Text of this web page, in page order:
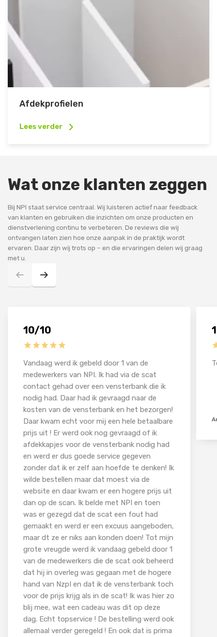
Afdekprofielen
Lees verder
Wat onze klanten zeggen
Bij NPI staat service centraal. Wij luisteren actief naar feedback
van klanten en gebruiken die inzichten om onze producten en
dienstverlening continu te verbeteren. De reviews die wij
ontvangen laten zien hoe onze aanpak in de praktijk wordt
ervaren. Daar zijn wij trots op – en die ervaringen delen wij graag
met u.
10/10
Vandaag werd ik gebeld door 1 van de
medewerkers van NPI. Ik had via de scat
contact gehad over een vensterbank die ik
nodig had. Daar had ik gevraagd naar de
kosten van de vensterbank en het bezorgen!
Daar kwam echt voor mij een hele betaalbare
prijs uit ! Er werd ook nog gevraagd of ik
afdekkapjes voor de vensterbank nodig had
en werd er dus goede service gegeven
zonder dat ik er zelf aan hoefde te denken! Ik
wilde bestellen maar dat moest via de
website en daar kwam er een hogere prijs uit
dan op de scan. Ik belde met NPI en toen
was er gezegd dat de scat een fout had
gemaakt en werd er een excuus aangeboden,
maar dt ze er niks aan konden doen! Tot mijn
grote vreugde werd ik vandaag gebeld door 1
van de medewerkers die de scat ook beheerd
dat hij in overleg was gegaan met de hogere
hand van NzpI en dat ik de vensterbank toch
voor de prijs krijg als in de scat! Ik was hier zo
blij mee, wat een cadeau was dit op deze
dag. Echt topservice ! De bestelling werd ook
allemaal verder geregeld ! En ook dat is prima